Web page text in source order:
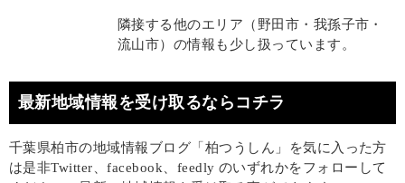
隣接する他のエリア（野田市・我孫子市・
流山市）の情報も少し扱っています。
最新地域情報を受け取るならコチラ
千葉県柏市の地域情報ブログ「柏つうしん」を気に入った方
は是非Twitter、facebook、feedly のいずれかをフォローして